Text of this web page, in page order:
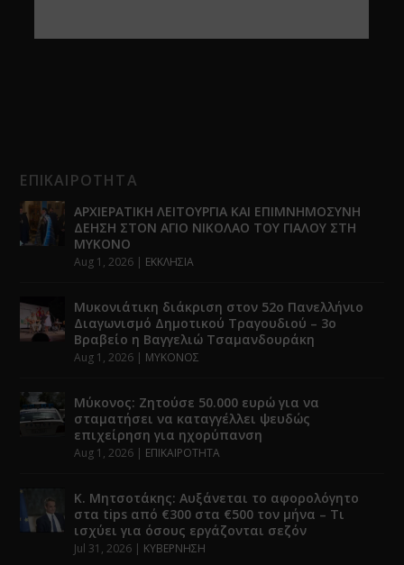
ΕΠΙΚΑΙΡΟΤΗΤΑ
ΑΡΧΙΕΡΑΤΙΚΗ ΛΕΙΤΟΥΡΓΙΑ ΚΑΙ ΕΠΙΜΝΗΜΟΣΥΝΗ
ΔΕΗΣΗ ΣΤΟΝ ΑΓΙΟ ΝΙΚΟΛΑΟ ΤΟΥ ΓΙΑΛΟΥ ΣΤΗ
ΜΥΚΟΝΟ
Aug 1, 2026 | ΕΚΚΛΗΣΙΑ
Μυκονιάτικη διάκριση στον 52ο Πανελλήνιο
Διαγωνισμό Δημοτικού Τραγουδιού – 3ο
Βραβείο η Βαγγελιώ Τσαμανδουράκη
Aug 1, 2026 | ΜΥΚΟΝΟΣ
Μύκονος: Ζητούσε 50.000 ευρώ για να
σταματήσει να καταγγέλλει ψευδώς
επιχείρηση για ηχορύπανση
Aug 1, 2026 | ΕΠΙΚΑΙΡΟΤΗΤΑ
Κ. Μητσοτάκης: Αυξάνεται το αφορολόγητο
στα tips από €300 στα €500 τον μήνα – Τι
ισχύει για όσους εργάζονται σεζόν
Jul 31, 2026 | ΚΥΒΕΡΝΗΣΗ